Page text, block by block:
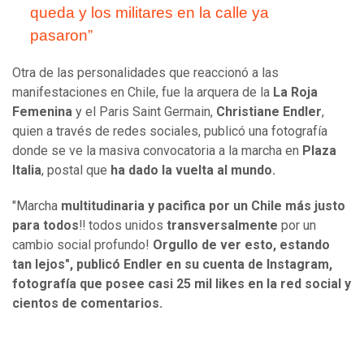
queda y los militares en la calle ya
pasaron”
Otra de las personalidades que reaccionó a las
manifestaciones en Chile, fue la arquera de la La Roja
Femenina y el Paris Saint Germain, Christiane Endler,
quien a través de redes sociales, publicó una fotografía
donde se ve la masiva convocatoria a la marcha en Plaza
Italia, postal que ha dado la vuelta al mundo.
"Marcha multitudinaria y pacifica por un Chile más justo
para todos‼ todos unidos transversalmente por un
cambio social profundo! Orgullo de ver esto, estando
tan lejos", publicó Endler en su cuenta de Instagram,
fotografía que posee casi 25 mil likes en la red social y
cientos de comentarios.